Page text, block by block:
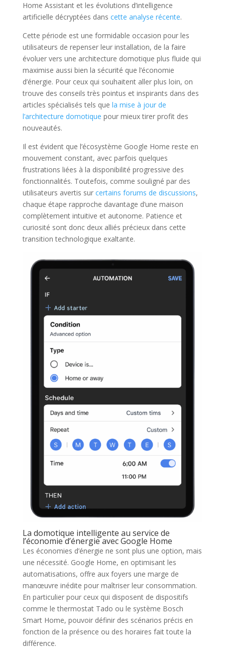
Home Assistant et les évolutions d’intelligence
artificielle décryptées dans cette analyse récente.
Cette période est une formidable occasion pour les
utilisateurs de repenser leur installation, de la faire
évoluer vers une architecture domotique plus fluide qui
maximise aussi bien la sécurité que l’économie
d’énergie. Pour ceux qui souhaitent aller plus loin, on
trouve des conseils très pointus et inspirants dans des
articles spécialisés tels que la mise à jour de
l’architecture domotique pour mieux tirer profit des
nouveautés.
Il est évident que l’écosystème Google Home reste en
mouvement constant, avec parfois quelques
frustrations liées à la disponibilité progressive des
fonctionnalités. Toutefois, comme souligné par des
utilisateurs avertis sur certains forums de discussions,
chaque étape rapproche davantage d’une maison
complètement intuitive et autonome. Patience et
curiosité sont donc deux alliés précieux dans cette
transition technologique exaltante.
La domotique intelligente au service de
l’économie d’énergie avec Google Home
Les économies d’énergie ne sont plus une option, mais
une nécessité. Google Home, en optimisant les
automatisations, offre aux foyers une marge de
manœuvre inédite pour maîtriser leur consommation.
En particulier pour ceux qui disposent de dispositifs
comme le thermostat Tado ou le système Bosch
Smart Home, pouvoir définir des scénarios précis en
fonction de la présence ou des horaires fait toute la
différence.